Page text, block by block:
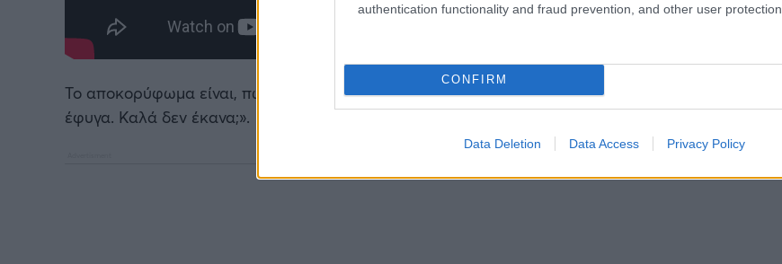
authentication functionality and fraud prevention, and other user protection.
CONFIRM
Data Deletion Data Access Privacy Policy
Το αποκορύφωμα είναι, πως τους χαρακτήρισε «ψωμόλυσσες» και «τους πέταξα 50 ευρώ και
έφυγα. Καλά δεν έκανα;».